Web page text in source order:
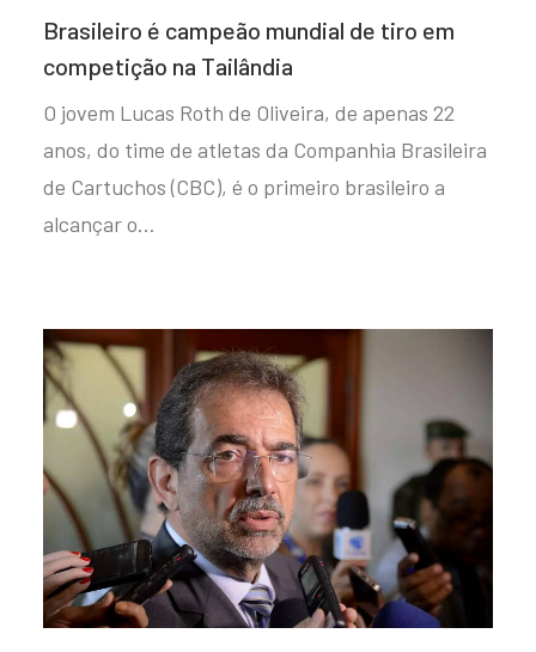
Brasileiro é campeão mundial de tiro em
competição na Tailândia
O jovem Lucas Roth de Oliveira, de apenas 22
anos, do time de atletas da Companhia Brasileira
de Cartuchos (CBC), é o primeiro brasileiro a
alcançar o…